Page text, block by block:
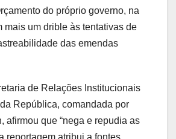
do próprio governo, na
mais um drible às tentativas de
das emendas
de Relações Institucionais
República, comandada por
afirmou que “nega e repudia as
reportagem atribui a fontes